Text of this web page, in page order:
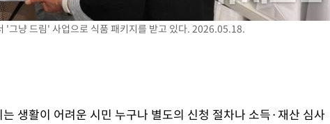
'그냥 드림' 사업으로 식품 패키지를 받고 있다. 2026.05.18.
생활이 어려운 시민 누구나 별도의 신청 절차나 소득·재산 심사